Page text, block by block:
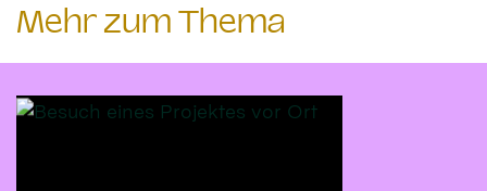
Mehr zum Thema